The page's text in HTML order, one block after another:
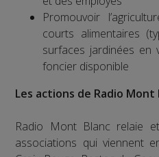
Promouvoir
courts alimentaires
surfaces jardinées en
foncier disponible
Les actions de Radio Mont
Radio Mont Blanc relaie
associations qui viennent